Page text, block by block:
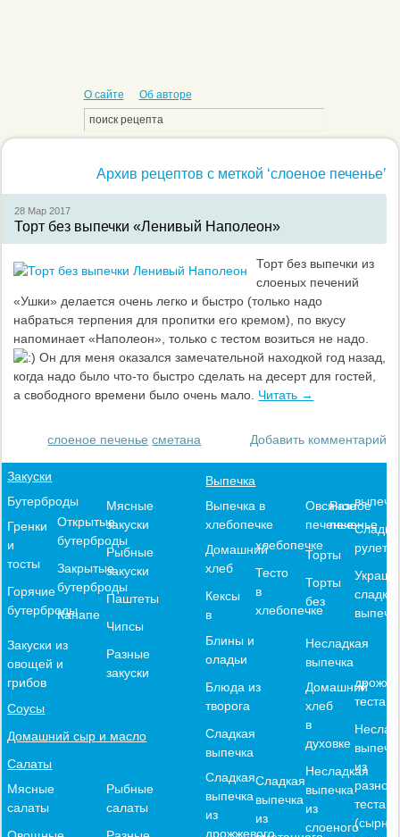
О сайте Об авторе
Архив рецептов с меткой ‘слоеное печенье’
28 Мар2017
Торт без выпечки «Ленивый Наполеон»
Торт без выпечки из
слоеных печений
«Ушки» делается очень легко и быстро (только надо
набраться терпения для пропитки его кремом), по вкусу
напоминает «Наполеон», только с тестом возиться не надо.
Он для меня оказался замечательной находкой год назад,
когда надо было что-то быстро сделать на десерт для гостей,
а свободного времени было очень мало. Читать →
слоеное печенье сметана Добавить комментарий
Закуски
Бутерброды
Гренки
и
тосты
Горячие
бутерброды
Открытые
бутерброды
Закрытые
бутерброды
Канапе
Закуски из
овощей и
грибов
Мясные
закуски
Рыбные
закуски
Паштеты
Чипсы
Разные
закуски
Соусы
Домашний сыр и масло
Салаты
Мясные
салаты
Рыбные
салаты
Выпечка
Выпечка в
хлебопечке
Домашний
хлеб
Кексы
в
хлебопечке
Тесто
в
хлебопечке
Блины и
оладьи
Блюда из
творога
Сладкая
выпечка
Сладкая
выпечка
из
дрожжевого
Сладкая
выпечка
из
Овсяное
печенье
Разное
печенье
Торты
Торты
без
рулеты
Несладкая
выпечка
Домашний
хлеб
в
духовке
Несладкая
выпечка
из
слоеного
теста
из
разного
теста